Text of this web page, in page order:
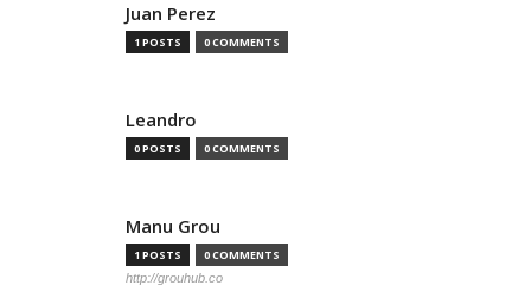
Juan Perez
1 POSTS 0 COMMENTS
Leandro
0 POSTS 0 COMMENTS
Manu Grou
1 POSTS 0 COMMENTS
http://grouhub.co